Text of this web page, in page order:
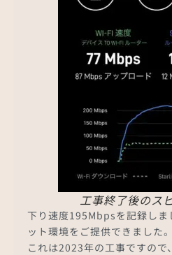
工事終了後のス
下り速度195Mbpsを記録しま
ット環境をご提供できました。
これは2023年の工事ですので